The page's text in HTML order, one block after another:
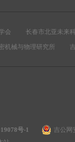
会 长春市北亚未来
机械与物理研究所
号-1
吉公网